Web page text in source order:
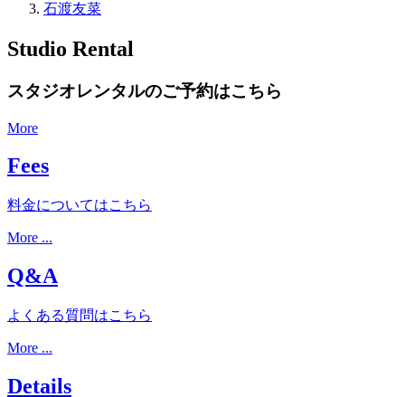
石渡友菜
Studio Rental
スタジオレンタルのご予約はこちら
More
Fees
料金についてはこちら
More ...
Q&A
よくある質問はこちら
More ...
Details